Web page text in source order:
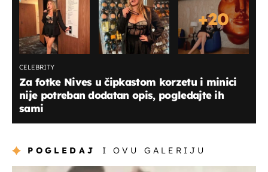
+20
CELEBRITY
Za fotke Nives u čipkastom korzetu i minici
nije potreban dodatan opis, pogledajte ih
sami
POGLEDAJ I OVU GALERIJU